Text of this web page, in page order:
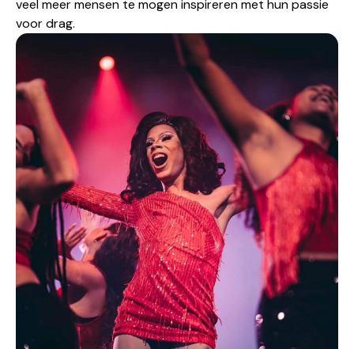
veel meer mensen te mogen inspireren met hun passie
voor drag.